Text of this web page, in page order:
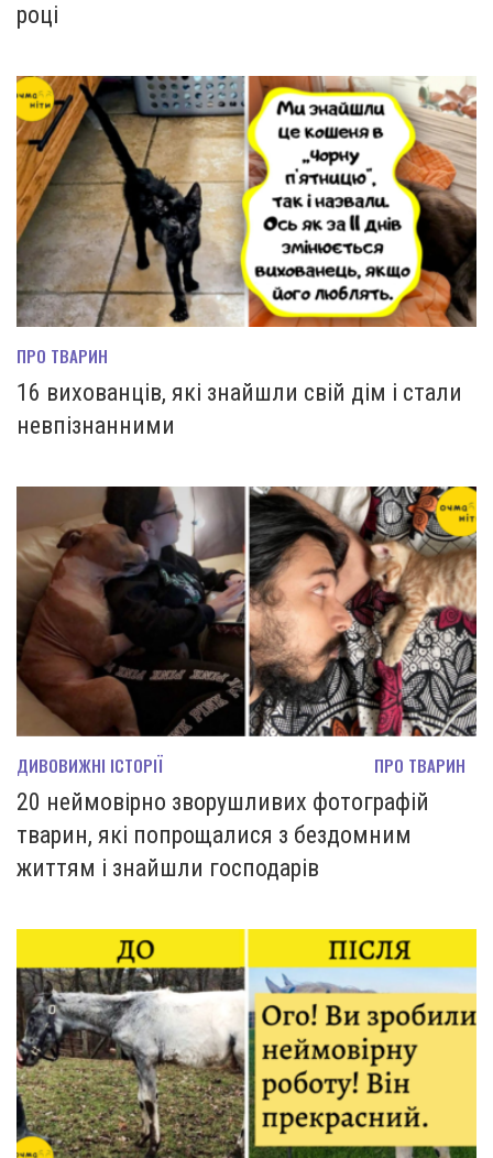
році
ПРО ТВАРИН
16 вихованців, які знайшли свій дім і стали
невпізнанними
ДИВОВИЖНІ ІСТОРІЇ ПРО ТВАРИН
20 неймовірно зворушливих фотографій
тварин, які попрощалися з бездомним
життям і знайшли господарів